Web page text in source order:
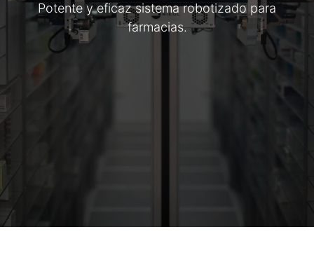
Potente y eficaz sistema robotizado para
farmacias.